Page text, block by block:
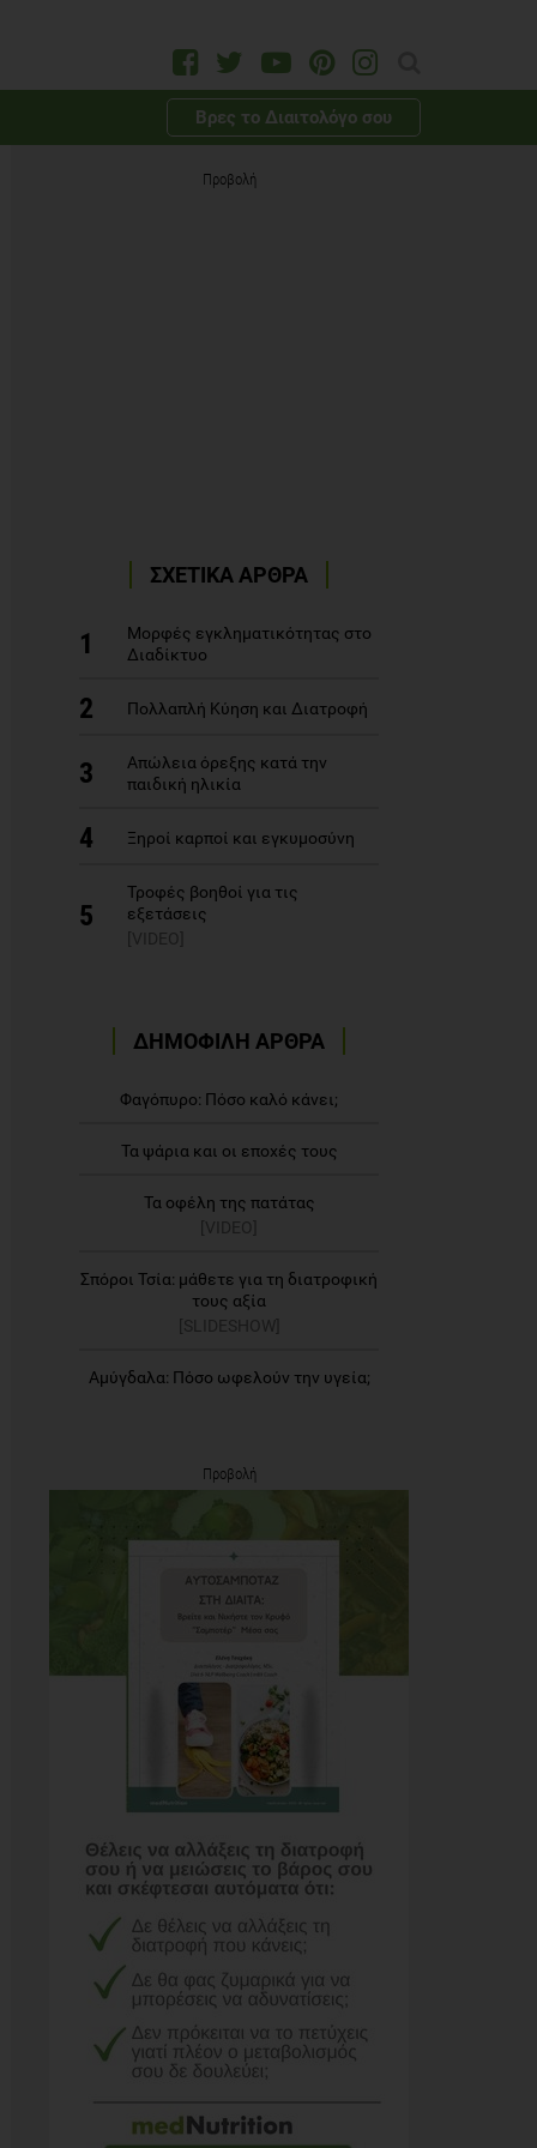
Βρες το Διαιτολόγο σου
Προβολή
ΣΧΕΤΙΚΑ ΑΡΘΡΑ
1
Μορφές εγκληματικότητας στο
Διαδίκτυο
2 Πολλαπλή Κύηση και Διατροφή
3
Απώλεια όρεξης κατά την
παιδική ηλικία
4 Ξηροί καρποί και εγκυμοσύνη
5
Τροφές βοηθοί για τις
εξετάσεις
[VIDEO]
ΔΗΜΟΦΙΛΗ ΑΡΘΡΑ
Φαγόπυρο: Πόσο καλό κάνει;
Τα ψάρια και οι εποχές τους
Τα οφέλη της πατάτας
[VIDEO]
Σπόροι Τσία: μάθετε για τη διατροφική
τους αξία
[SLIDESHOW]
Αμύγδαλα: Πόσο ωφελούν την υγεία;
Προβολή